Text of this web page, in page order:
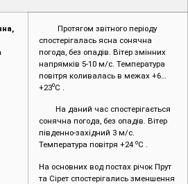
Протягом звітного періоду
спостерігалась ясна сонячна
погода, без опадів. Вітер змінних
напрямків 5-10 м/с. Температура
повітря коливалась в межах +6…
+23оС .
На даний час спостерігається
сонячна погода, без опадів. Вітер
південно-західний 3 м/с.
Температура повітря +24 оС .
На основних вод постах річок Прут
та Сірет спостерігались зменшення